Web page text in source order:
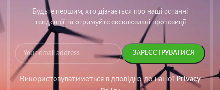
Будьте першим, хто дізнається про наші останні
тенденції та отримуйте ексклюзивні пропозиції
Використовуватиметься відповідно до нашої Privacy